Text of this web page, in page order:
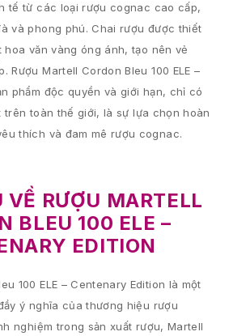
tế từ các loại rượu cognac cao cấp,
và phong phú. Chai rượu được thiết
văn vàng óng ánh, tạo nên vẻ
Rượu Martell Cordon Bleu 100 ELE –
phẩm độc quyền và giới hạn, chỉ có
trên toàn thế giới, là sự lựa chọn hoàn
thích và đam mê rượu cognac.
VỀ RƯỢU MARTELL
BLEU 100 ELE –
EDITION
100 ELE – Centenary Edition là một
ý nghĩa của thương hiệu rượu
nghiệm trong sản xuất rượu, Martell